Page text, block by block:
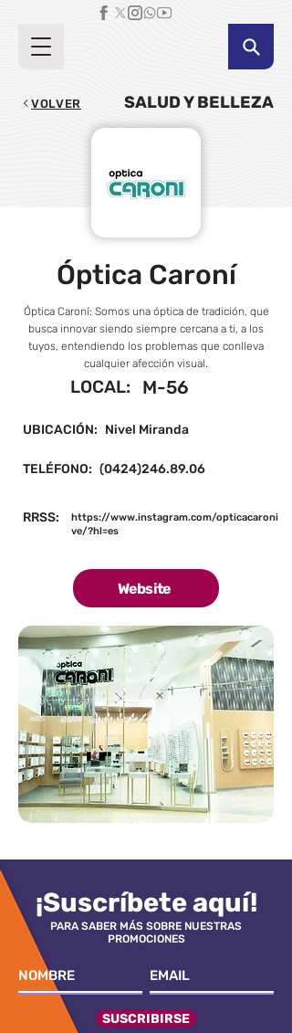
VOLVER SALUD Y BELLEZA
Óptica Caroní
Óptica Caroní: Somos una óptica de tradición, que
busca innovar siendo siempre cercana a ti, a los
tuyos, entendiendo los problemas que conlleva
cualquier afección visual.
LOCAL: M-56
UBICACIÓN: Nivel Miranda
TELÉFONO: (0424)246.89.06
RRSS:
https://www.instagram.com/opticacaroni
ve/?hl=es
Website
¡Suscríbete aquí!
PARA SABER MÁS SOBRE NUESTRAS
PROMOCIONES
SUSCRIBIRSE